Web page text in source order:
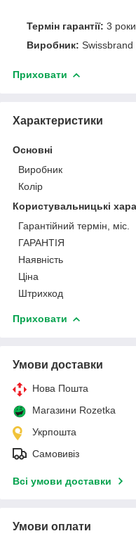
Термін гарантії: 3 роки
Виробник: Swissbrand
Приховати
Характеристики
Основні
Виробник
Колір
Користувальницькі
Гарантійний термін, міс.
ГАРАНТІЯ
Наявність
Ціна
Штрихкод
Приховати
Умови доставки
Нова Пошта
Магазини Rozetka
Укрпошта
Самовивіз
Всі умови доставки
Умови оплати